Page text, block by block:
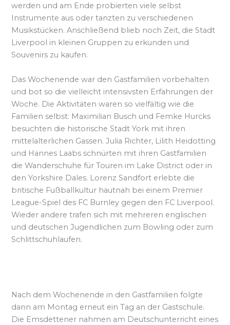
werden und am Ende probierten viele selbst
Instrumente aus oder tanzten zu verschiedenen
Musikstücken. Anschließend blieb noch Zeit, die Stadt
Liverpool in kleinen Gruppen zu erkunden und
Souvenirs zu kaufen.
Das Wochenende war den Gastfamilien vorbehalten
und bot so die vielleicht intensivsten Erfahrungen der
Woche. Die Aktivitäten waren so vielfältig wie die
Familien selbst: Maximilian Busch und Femke Hurcks
besuchten die historische Stadt York mit ihren
mittelalterlichen Gassen. Julia Richter, Lilith Heidotting
und Hannes Laabs schnürten mit ihren Gastfamilien
die Wanderschuhe für Touren im Lake District oder in
den Yorkshire Dales. Lorenz Sandfort erlebte die
britische Fußballkultur hautnah bei einem Premier
League-Spiel des FC Burnley gegen den FC Liverpool.
Wieder andere trafen sich mit mehreren englischen
und deutschen Jugendlichen zum Bowling oder zum
Schlittschuhlaufen.
Nach dem Wochenende in den Gastfamilien folgte
dann am Montag erneut ein Tag an der Gastschule.
Die Emsdettener nahmen am Deutschunterricht eines